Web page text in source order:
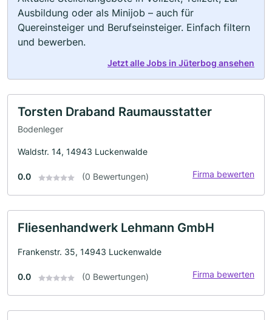
Ausbildung oder als Minijob – auch für
Quereinsteiger und Berufseinsteiger. Einfach filtern
und bewerben.
Jetzt alle Jobs in Jüterbog ansehen
Torsten Draband Raumausstatter
Bodenleger
Waldstr. 14, 14943 Luckenwalde
0.0 (0 Bewertungen) Firma bewerten
Fliesenhandwerk Lehmann GmbH
Frankenstr. 35, 14943 Luckenwalde
0.0 (0 Bewertungen) Firma bewerten